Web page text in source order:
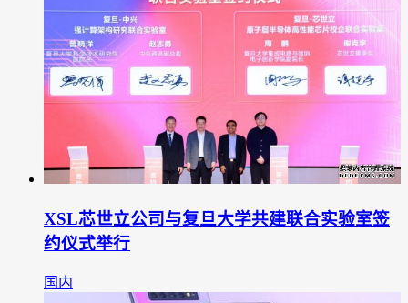
XSL芯世立公司与复旦大学共建联合实验室签
约仪式举行
国内